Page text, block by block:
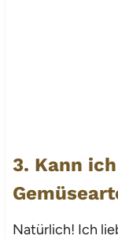
3. Kann
Natürlich! Ich